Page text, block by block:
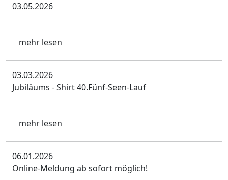
03.05.2026
mehr lesen
03.03.2026
Jubiläums - Shirt 40.Fünf-Seen-Lauf
mehr lesen
06.01.2026
Online-Meldung ab sofort möglich!